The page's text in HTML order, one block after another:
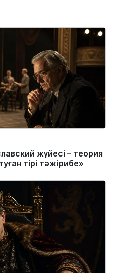
жүйесі – теория
тірі тәжірибе»